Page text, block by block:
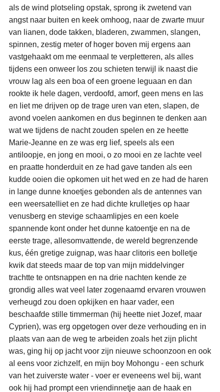
als de wind plotseling opstak, sprong ik zwetend van
angst naar buiten en keek omhoog, naar de zwarte muur
van lianen, dode takken, bladeren, zwammen, slangen,
spinnen, zestig meter of hoger boven mij ergens aan
vastgehaakt om me eenmaal te verpletteren, als alles
tijdens een onweer los zou schieten terwijl ik naast die
vrouw lag als een boa of een groene leguaan en dan
rookte ik hele dagen, verdoofd, amorf, geen mens en las
en liet me drijven op de trage uren van eten, slapen, de
avond voelen aankomen en dus beginnen te denken aan
wat we tijdens de nacht zouden spelen en ze heette
Marie-Jeanne en ze was erg lief, speels als een
antiloopje, en jong en mooi, o zo mooi en ze lachte veel
en praatte honderduit en ze had gave tanden als een
kudde ooien die opkomen uit het wed en ze had de haren
in lange dunne knoetjes gebonden als de antennes van
een weersatelliet en ze had dichte krulletjes op haar
venusberg en stevige schaamlipjes en een koele
spannende kont onder het dunne katoentje en na de
eerste trage, allesomvattende, de wereld begrenzende
kus, één gretige zuignap, was haar clitoris een bolletje
kwik dat steeds maar de top van mijn middelvinger
trachtte te ontsnappen en na drie nachten kende ze
grondig alles wat veel later zogenaamd ervaren vrouwen
verheugd zou doen opkijken en haar vader, een
beschaafde stille timmerman (hij heette niet Jozef, maar
Cyprien), was erg opgetogen over deze verhouding en in
plaats van aan de weg te arbeiden zoals het zijn plicht
was, ging hij op jacht voor zijn nieuwe schoonzoon en ook
al eens voor zichzelf, en mijn boy Mohongu - een schurk
van het zuiverste water - voer er eveneens wel bij, want
ook hij had prompt een vriendinnetje aan de haak en